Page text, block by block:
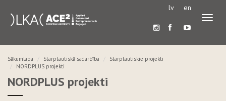
lv en
Sākumlapa Starptautiskā sadarbība
Starptautiskie projekti
NORDPLUS projekti
NORDPLUS projekti